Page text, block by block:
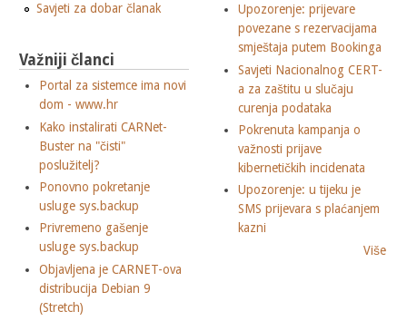
Savjeti za dobar članak
Važniji članci
Portal za sistemce ima novi
dom - www.hr
Kako instalirati CARNet-
Buster na "čisti"
poslužitelj?
Ponovno pokretanje
usluge sys.backup
Privremeno gašenje
usluge sys.backup
Objavljena je CARNET-ova
distribucija Debian 9
(Stretch)
Upozorenje: prijevare
povezane s rezervacijama
smještaja putem Bookinga
Savjeti Nacionalnog CERT-
a za zaštitu u slučaju
curenja podataka
Pokrenuta kampanja o
važnosti prijave
kibernetičkih incidenata
Upozorenje: u tijeku je
SMS prijevara s plaćanjem
kazni
Više